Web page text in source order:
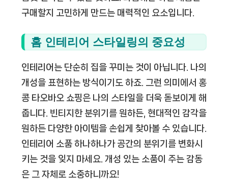
구매할지 고민하게 만드는 매력적인 요소입니다.
홈 인테리어 스타일링의 중요성
인테리어는 단순히 집을 꾸미는 것이 아닙니다. 나의
개성을 표현하는 방식이기도 하죠. 그런 의미에서 홍
콩 타오바오 쇼핑은 나의 스타일을 더욱 돋보이게 해
줍니다. 빈티지한 분위기를 원하든, 현대적인 감각을
원하든 다양한 아이템을 손쉽게 찾아볼 수 있습니다.
인테리어 소품 하나하나가 공간의 분위기를 변화시
키는 것을 잊지 마세요. 개성 있는 소품이 주는 감동
은 그 자체로 소중하니까요!